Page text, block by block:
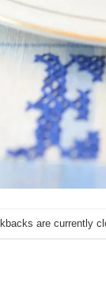
are currently